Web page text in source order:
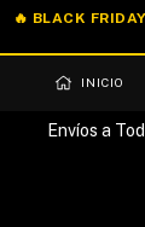
INICIO
Envíos a